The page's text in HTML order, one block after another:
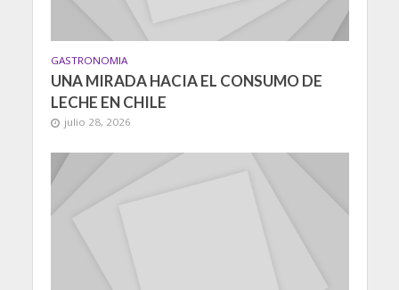
GASTRONOMIA
UNA MIRADA HACIA EL CONSUMO DE
LECHE EN CHILE
julio 28, 2026